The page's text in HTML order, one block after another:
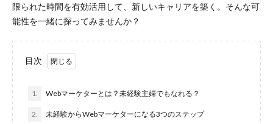
限られた時間を有効活用して、新しいキャリアを築く。そんな可
能性を一緒に探ってみませんか？
目次
1. Webマーケターとは？未経験主婦でもなれる？
2. 未経験からWebマーケターになる3つのステップ